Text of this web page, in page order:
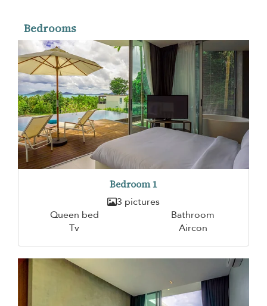
Bedrooms
Bedroom 1
3 pictures
Queen bed
Bathroom
Tv
Aircon